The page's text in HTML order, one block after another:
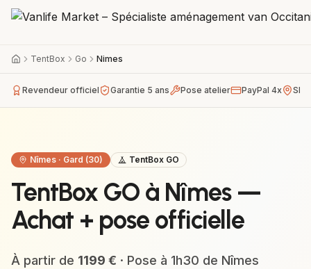
TentBox Go Nimes
Revendeur officiel Garantie 5 ans Pose atelier PayPal 4x
Nîmes · Gard (30) TentBox GO
TentBox GO à Nîmes —
Achat + pose officielle
À partir de 1199 € · Pose à 1h30 de Nîmes